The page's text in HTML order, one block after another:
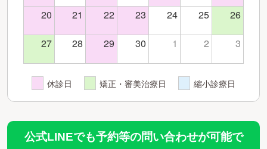
20 21 22 23 24 25 26
27 28 29 30 1 2 3
休診日 矯正・審美治療日 縮小診療日
公式LINEでも予約等の問い合わせが可能で